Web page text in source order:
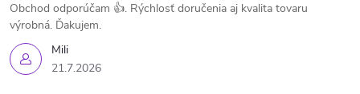
Mili
21.7.2026
Obchod odporúčam 👍. Rýchlosť doručenia aj kvalita tovaru
výrobná. Ďakujem.